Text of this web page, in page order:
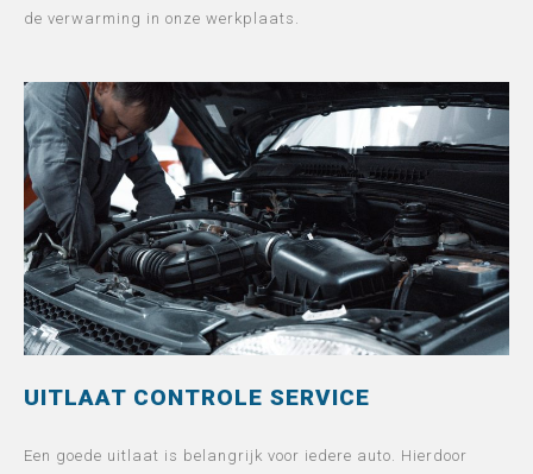
de verwarming in onze werkplaats.
UITLAAT CONTROLE SERVICE
Een goede uitlaat is belangrijk voor iedere auto. Hierdoor